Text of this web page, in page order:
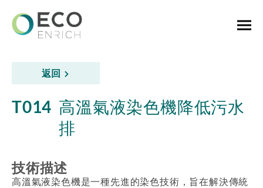
返回
T014 高溫氣液染色機降低污水
排
技術描述
高溫氣液染色機是一種先進的染色技術，旨在解決傳統